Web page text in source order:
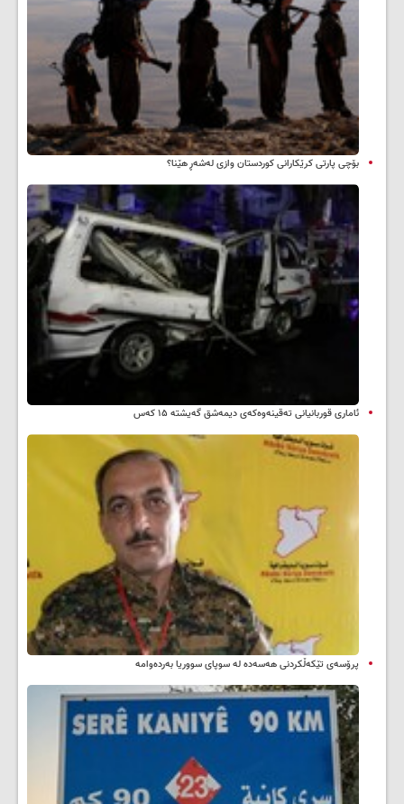
بۆچی پارتی کرێکارانی کوردستان وازی لەشەڕ هێنا؟
ئاماری قوربانیانی تەقینەوەکەی دیمەشق گەیشتە ۱۵ کەس
پرۆسەی تێکەڵکردنی هەسەدە لە سوپای سووریا بەردەوامە